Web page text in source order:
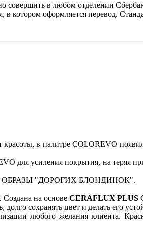
совершить в любом отделении
в котором оформляется перевод.
в палитре COLOREVO
для усиления покрытия, на теряя
"ДОРОГИХ БЛОНДИНОК".
на основе CERAFLUX PLUS
сохранять цвет и делать его
любого желания клиента.